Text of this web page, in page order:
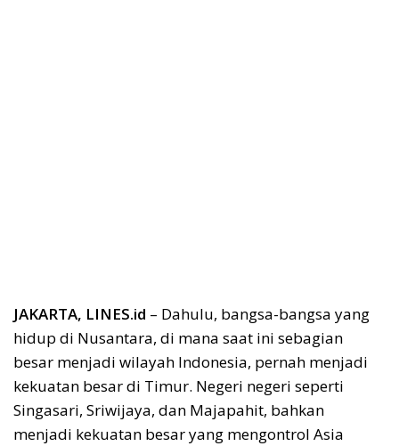
JAKARTA, LINES.id – Dahulu, bangsa-bangsa yang
hidup di Nusantara, di mana saat ini sebagian
besar menjadi wilayah Indonesia, pernah menjadi
kekuatan besar di Timur. Negeri negeri seperti
Singasari, Sriwijaya, dan Majapahit, bahkan
menjadi kekuatan besar yang mengontrol Asia